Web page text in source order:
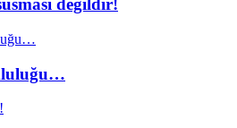
değildir!